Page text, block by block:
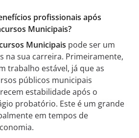
profissionais após
Municipais?
Municipais pode ser um
na sua carreira. Primeiramente,
trabalho estável, já que as
públicos municipais
estabilidade após o
probatório. Este é um grande
em tempos de